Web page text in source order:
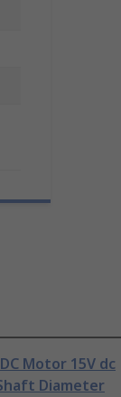
Motor 15V dc
Diameter